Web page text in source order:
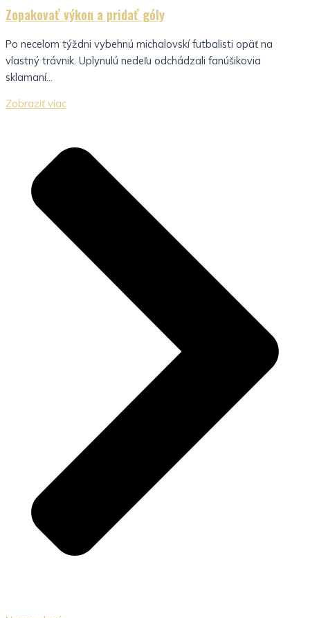
Zopakovať výkon a pridať góly
Po necelom týždni vybehnú michalovskí futbalisti opäť na
vlastný trávnik. Uplynulú nedeľu odchádzali fanúšikovia
sklamaní...
Zobraziť viac